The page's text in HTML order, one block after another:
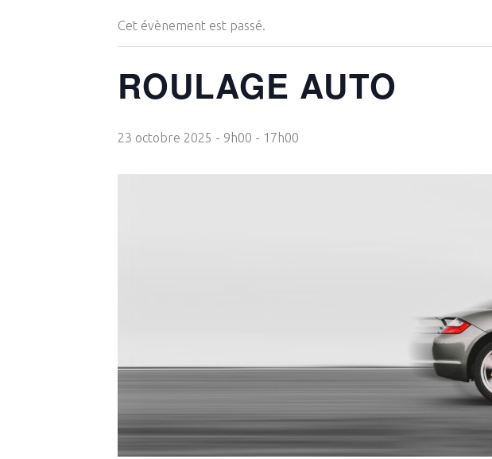
Cet évènement est passé.
ROULAGE AUTO
23 octobre 2025 - 9h00 - 17h00